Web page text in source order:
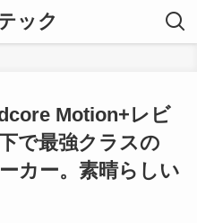
ック
Motion+レビ
で最強クラスの
カー。素晴らしい